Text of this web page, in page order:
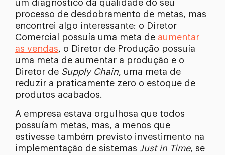
um diagnóstico da qualidade do seu
processo de desdobramento de metas, mas
encontrei algo interessante: o Diretor
Comercial possuía uma meta de aumentar
as vendas, o Diretor de Produção possuía
uma meta de aumentar a produção e o
Diretor de Supply Chain, uma meta de
reduzir a praticamente zero o estoque de
produtos acabados.
A empresa estava orgulhosa que todos
possuíam metas, mas, a menos que
estivesse também previsto investimento na
implementação de sistemas Just in Time, se